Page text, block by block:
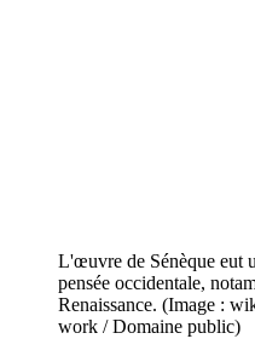
L'œuvre de Sénèque eut
pensée occidentale,
Renaissance. (Image :
work / Domaine public)